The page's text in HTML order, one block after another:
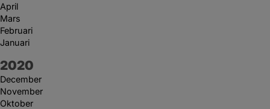
April
Mars
Februari
Januari
År:
2020
December
November
Oktober